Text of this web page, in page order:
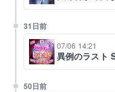
31日前
07/06 14:21
異例のラスト
50日前